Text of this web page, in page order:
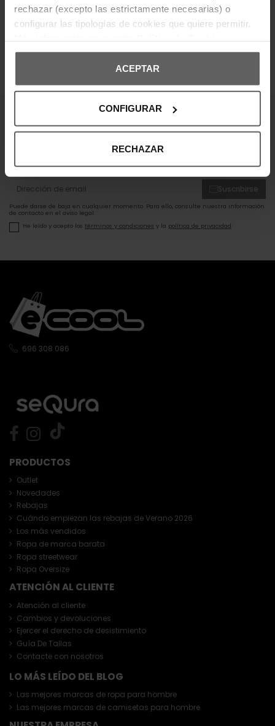
rechazar (excepto las estrictamente necesarias) o
configurar las tipologías de cookies que quiere permitir.
ACEPTAR
CONFIGURAR
RECHAZAR
INFORMACIÓN ENVÍOS
¡Entérate de todas las novedades y
ofertas!
Suscribte a nuestra newsletter y no te pierdas nada.
Suscribirse
Puede darse de baja en cualquier momento. Para ello, consulte nuestra información
de contacto en el aviso legal.
He leído y acepto los términos y condiciones y la política de privacidad
PRODUCTOS
Outlet
Novedades
Rebajas
Cuándo empiezan las rebajas de Verano 2026
Los más vendidos
Ropa de marca barata
Ropa streetwear
Ropa Oversize
ATENCIÓN AL CLIENTE
Atención al cliente
Cambios y devoluciones
Ejercer el derecho de desistimiento
Guía De Tallas
Contacte con nosotros
LO MÁS LEÍDO DEL BLOG
Las mejores marcas de ropa para hombre
Las mejores marcas de camisetas para hombre
696 308 086